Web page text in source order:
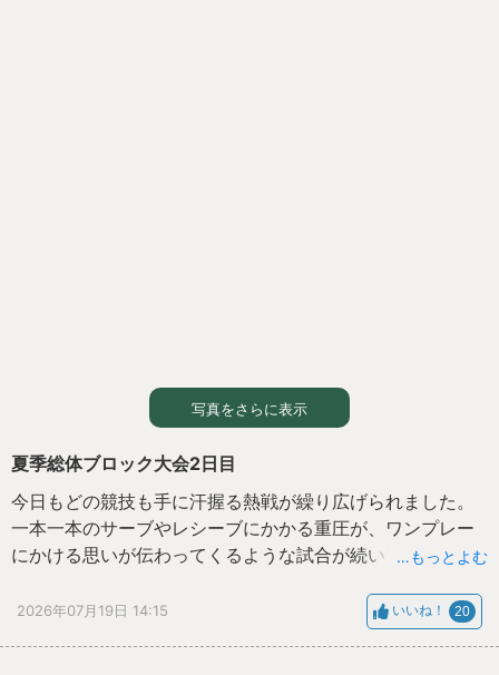
写真をさらに表示
夏季総体ブロック大会2日目
今日もどの競技も手に汗握る熱戦が繰り広げられました。
一本一本のサーブやレシーブにかかる重圧が、ワンプレー
にかける思いが伝わってくるような試合が続いており、出
…もっとよむ
2026年07月19日 14:15 いいね！ 20